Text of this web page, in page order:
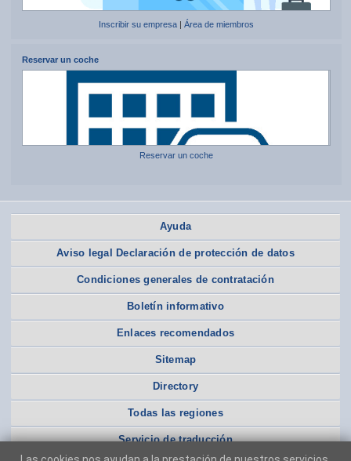
Inscribir su empresa| Área de miembros
Reservar un coche
Reservar un coche
Ayuda
Aviso legal Declaración de protección de datos
Condiciones generales de contratación
Boletín informativo
Enlaces recomendados
Sitemap
Directory
Todas las regiones
Servicio de traducción